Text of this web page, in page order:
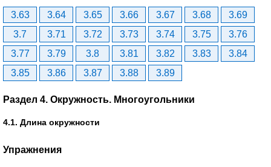
3.63 3.64 3.65 3.66 3.67 3.68
3.69
3.7
3.71 3.72 3.73 3.74 3.75
3.76
3.77
3.79 3.8 3.81 3.82 3.83
3.84
3.85
3.86 3.87 3.88 3.89
Раздел 4. Окружность. Многоугольники
4.1. Длина окружности
Упражнения